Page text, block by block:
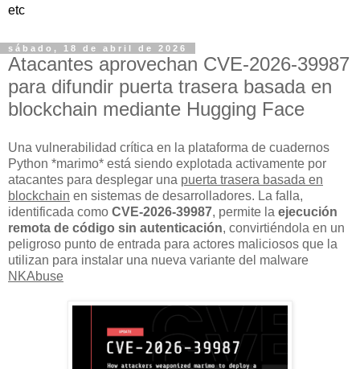
etc
sábado, 18 de abril de 2026
Atacantes aprovechan CVE-2026-39987
para difundir puerta trasera basada en
blockchain mediante Hugging Face
Una vulnerabilidad crítica en la plataforma de cuadernos
Python *marimo* está siendo explotada activamente por
atacantes para desplegar una puerta trasera basada en
blockchain en sistemas de desarrolladores. La falla,
identificada como CVE-2026-39987, permite la ejecución
remota de código sin autenticación, convirtiéndola en un
peligroso punto de entrada para actores maliciosos que la
utilizan para instalar una nueva variante del malware
NKAbuse